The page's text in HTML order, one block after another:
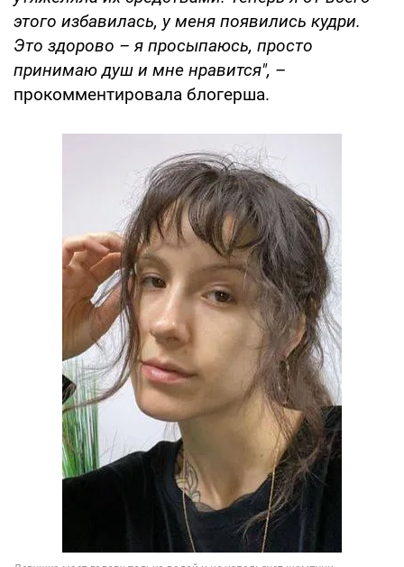
этого избавилась, у меня появились кудри.
Это здорово – я просыпаюсь, просто
принимаю душ и мне нравится", –
прокомментировала блогерша.